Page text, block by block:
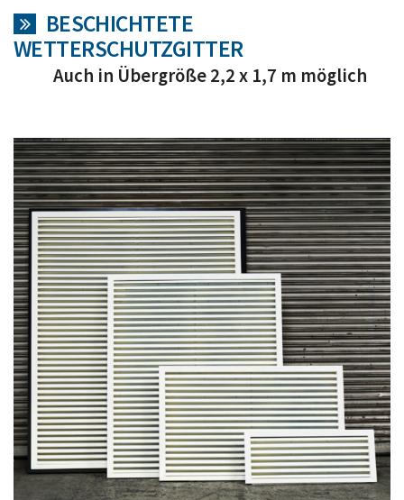
BESCHICHTETE
WETTERSCHUTZGITTER
Auch in Übergröße 2,2 x 1,7 m möglich